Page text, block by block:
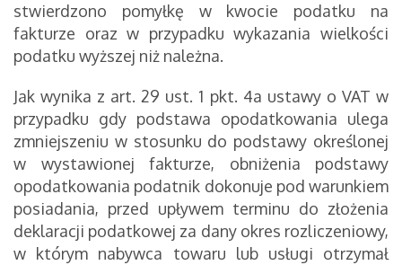
stwierdzono pomyłkę w kwocie podatku na
fakturze oraz w przypadku wykazania wielkości
podatku wyższej niż należna.
Jak wynika z art. 29 ust. 1 pkt. 4a ustawy o VAT w
przypadku gdy podstawa opodatkowania ulega
zmniejszeniu w stosunku do podstawy określonej
w wystawionej fakturze, obniżenia podstawy
opodatkowania podatnik dokonuje pod warunkiem
posiadania, przed upływem terminu do złożenia
deklaracji podatkowej za dany okres rozliczeniowy,
w którym nabywca towaru lub usługi otrzymał